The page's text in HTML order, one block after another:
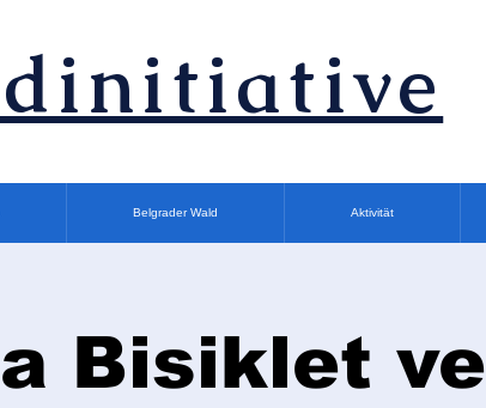
Belgrader Wald Aktivität
Bisiklet ve